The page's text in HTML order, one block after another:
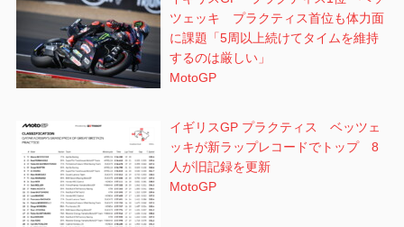
ツェッキ プラクティス首位も体力面
に課題「5周以上続けてタイムを維持
するのは厳しい」
MotoGP
イギリスGP プラクティス ベッツェ
ッキが新ラップレコードでトップ 8
人が旧記録を更新
MotoGP